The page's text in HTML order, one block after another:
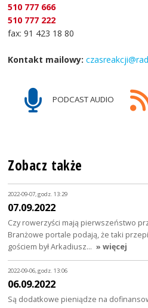
510 777 666
510 777 222
fax: 91 423 18 80
Kontakt mailowy:
PODCAST AUDIO
Zobacz także
2022-09-07, godz. 13:29
07.09.2022
Czy rowerzyści mają pierwszeństwo
Branżowe portale podają, że taki
gościem był Arkadiusz… » więcej
2022-09-06, godz. 13:06
06.09.2022
Są dodatkowe pieniądze na